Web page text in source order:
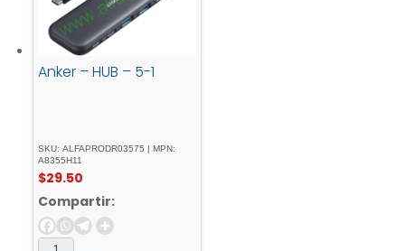
Anker – HUB – 5-1
SKU: ALFAPRODR03575 | MPN:
A8355H11
$29.50
Compartir: